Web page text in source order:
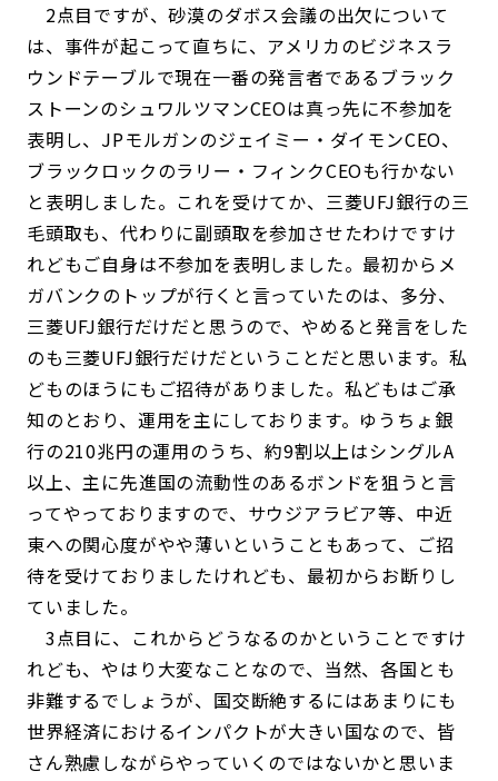
2点目ですが、砂漠のダボス会議の出欠について
は、事件が起こって直ちに、アメリカのビジネスラ
ウンドテーブルで現在一番の発言者であるブラック
ストーンのシュワルツマンCEOは真っ先に不参加を
表明し、JPモルガンのジェイミー・ダイモンCEO、
ブラックロックのラリー・フィンクCEOも行かない
と表明しました。これを受けてか、三菱UFJ銀行の三
毛頭取も、代わりに副頭取を参加させたわけですけ
れどもご自身は不参加を表明しました。最初からメ
ガバンクのトップが行くと言っていたのは、多分、
三菱UFJ銀行だけだと思うので、やめると発言をした
のも三菱UFJ銀行だけだということだと思います。私
どものほうにもご招待がありました。私どもはご承
知のとおり、運用を主にしております。ゆうちょ銀
行の210兆円の運用のうち、約9割以上はシングルA
以上、主に先進国の流動性のあるボンドを狙うと言
ってやっておりますので、サウジアラビア等、中近
東への関心度がやや薄いということもあって、ご招
待を受けておりましたけれども、最初からお断りし
ていました。
3点目に、これからどうなるのかということですけ
れども、やはり大変なことなので、当然、各国とも
非難するでしょうが、国交断絶するにはあまりにも
世界経済におけるインパクトが大きい国なので、皆
さん熟慮しながらやっていくのではないかと思いま